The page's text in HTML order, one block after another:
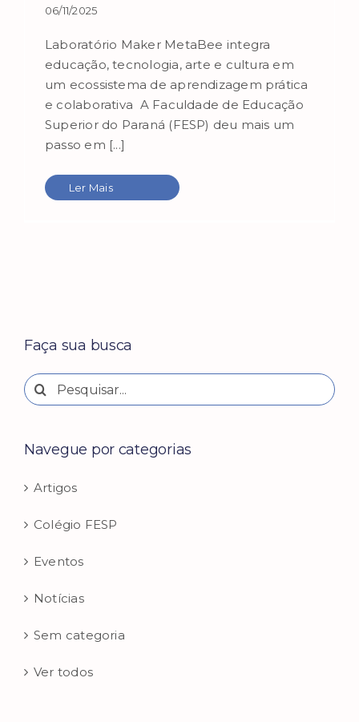
06/11/2025
Laboratório Maker MetaBee integra
educação, tecnologia, arte e cultura em
um ecossistema de aprendizagem prática
e colaborativa A Faculdade de Educação
Superior do Paraná (FESP) deu mais um
passo em [...]
Ler Mais
Faça sua busca
Buscar
resultados
Navegue por categorias
Artigos
Colégio FESP
Eventos
Notícias
Sem categoria
Ver todos